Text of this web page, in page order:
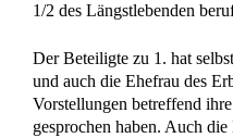
1/2 des Längstlebenden
Der Beteiligte zu 1. hat
und auch die Ehefrau des
Vorstellungen betreffend
gesprochen haben. Auch